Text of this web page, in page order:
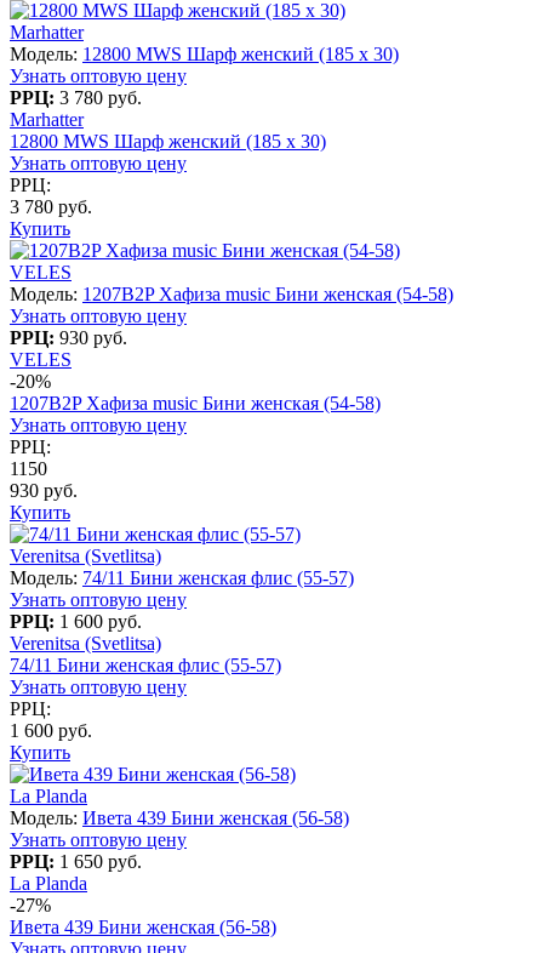
Marhatter
Модель: 12800 MWS Шарф женский (185 х 30)
Узнать оптовую цену
РРЦ: 3 780 руб.
Marhatter
12800 MWS Шарф женский (185 х 30)
Узнать оптовую цену
РРЦ:
3 780 руб.
Купить
VELES
Модель: 1207B2P Хафиза music Бини женская (54-58)
Узнать оптовую цену
РРЦ: 930 руб.
VELES
-20%
1207B2P Хафиза music Бини женская (54-58)
Узнать оптовую цену
РРЦ:
1150
930 руб.
Купить
Verenitsa (Svetlitsa)
Модель: 74/11 Бини женская флис (55-57)
Узнать оптовую цену
РРЦ: 1 600 руб.
Verenitsa (Svetlitsa)
74/11 Бини женская флис (55-57)
Узнать оптовую цену
РРЦ:
1 600 руб.
Купить
La Planda
Модель: Ивета 439 Бини женская (56-58)
Узнать оптовую цену
РРЦ: 1 650 руб.
La Planda
-27%
Ивета 439 Бини женская (56-58)
Узнать оптовую цену